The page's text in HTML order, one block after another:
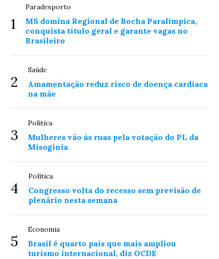
1
Paradesporto
MS domina Regional de Bocha Paralímpica,
conquista título geral e garante vagas no
Brasileiro
2
Saúde
Amamentação reduz risco de doença cardíaca
na mãe
3
Política
Mulheres vão às ruas pela votação do PL da
Misoginia
4
Política
Congresso volta do recesso sem previsão de
plenário nesta semana
5
Economia
Brasil é quarto país que mais ampliou
turismo internacional, diz OCDE